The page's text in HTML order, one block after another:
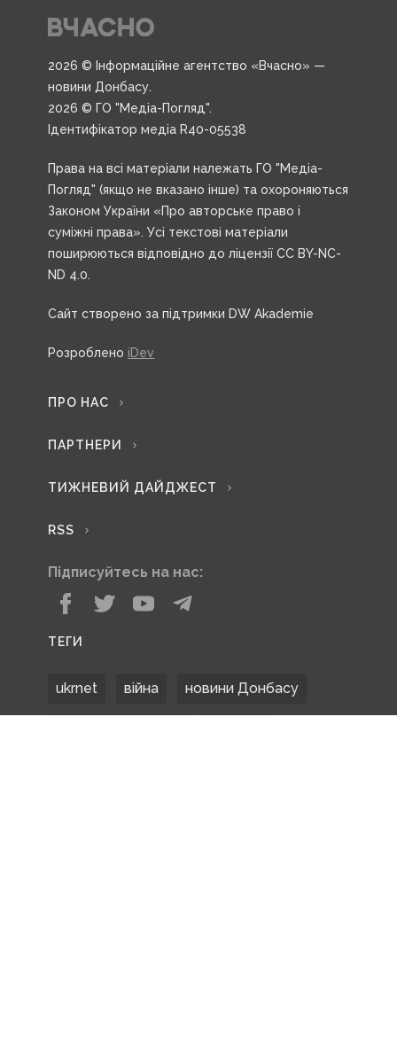
2026 © Інформаційне агентство «Вчасно» —
новини Донбасу.
2026 © ГО "Медіа-Погляд".
Ідентифікатор медіа R40-05538
Права на всі матеріали належать ГО "Медіа-
Погляд" (якщо не вказано інше) та охороняються
Законом України «Про авторське право і
суміжні права». Усі текстові матеріали
поширюються відповідно до ліцензії CC BY-NC-
ND 4.0.
Сайт створено за підтримки DW Akademie
Розроблено iDev
ПРО НАС
ПАРТНЕРИ
ТИЖНЕВИЙ ДАЙДЖЕСТ
RSS
Підписуйтесь на нас:
ТЕГИ
ukrnet війна новини Донбасу